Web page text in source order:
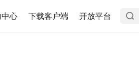
心 下载客户端 开放平台